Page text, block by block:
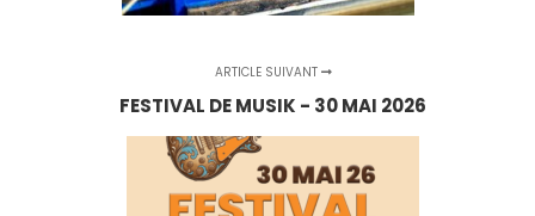
ARTICLE SUIVANT
FESTIVAL DE MUSIK - 30 MAI 2026